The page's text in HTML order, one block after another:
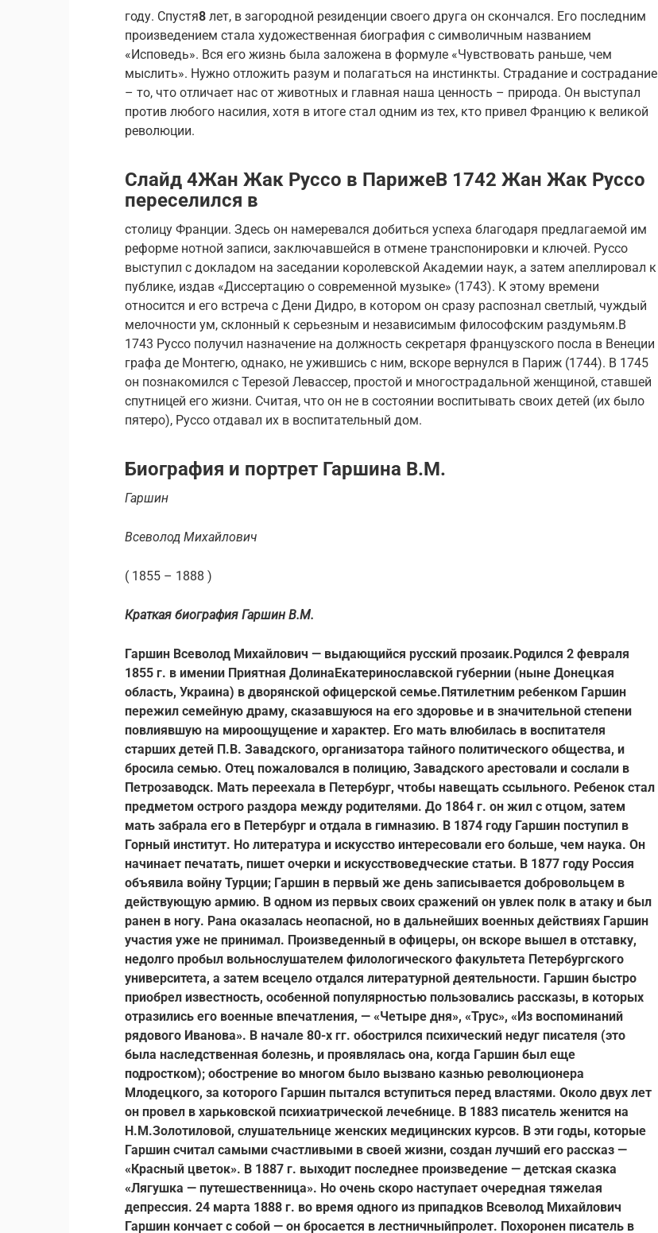
году. Спустя8 лет, в загородной резиденции своего друга он скончался. Его последним
произведением стала художественная биография с символичным названием
«Исповедь». Вся его жизнь была заложена в формуле «Чувствовать раньше, чем
мыслить». Нужно отложить разум и полагаться на инстинкты. Страдание и сострадание
– то, что отличает нас от животных и главная наша ценность – природа. Он выступал
против любого насилия, хотя в итоге стал одним из тех, кто привел Францию к великой
революции.
Слайд 4Жан Жак Руссо в ПарижеВ 1742 Жан Жак Руссо
переселился в
столицу Франции. Здесь он намеревался добиться успеха благодаря предлагаемой им
реформе нотной записи, заключавшейся в отмене транспонировки и ключей. Руссо
выступил с докладом на заседании королевской Академии наук, а затем апеллировал к
публике, издав «Диссертацию о современной музыке» (1743). К этому времени
относится и его встреча с Дени Дидро, в котором он сразу распознал светлый, чуждый
мелочности ум, склонный к серьезным и независимым философским раздумьям.В
1743 Руссо получил назначение на должность секретаря французского посла в Венеции
графа де Монтегю, однако, не ужившись с ним, вскоре вернулся в Париж (1744). В 1745
он познакомился с Терезой Левассер, простой и многострадальной женщиной, ставшей
спутницей его жизни. Считая, что он не в состоянии воспитывать своих детей (их было
пятеро), Руссо отдавал их в воспитательный дом.
Биография и портрет Гаршина В.М.
Гаршин
Всеволод Михайлович
( 1855 – 1888 )
Краткая биография Гаршин В.М.
Гаршин Всеволод Михайлович — выдающийся русский прозаик.Родился 2 февраля
1855 г. в имении Приятная ДолинаЕкатеринославской губернии (ныне Донецкая
область, Украина) в дворянской офицерской семье.Пятилетним ребенком Гаршин
пережил семейную драму, сказавшуюся на его здоровье и в значительной степени
повлиявшую на мироощущение и характер. Его мать влюбилась в воспитателя
старших детей П.В. Завадского, организатора тайного политического общества, и
бросила семью. Отец пожаловался в полицию, Завадского арестовали и сослали в
Петрозаводск. Мать переехала в Петербург, чтобы навещать ссыльного. Ребенок стал
предметом острого раздора между родителями. До 1864 г. он жил с отцом, затем
мать забрала его в Петербург и отдала в гимназию. В 1874 году Гаршин поступил в
Горный институт. Но литература и искусство интересовали его больше, чем наука. Он
начинает печатать, пишет очерки и искусствоведческие статьи. В 1877 году Россия
объявила войну Турции; Гаршин в первый же день записывается добровольцем в
действующую армию. В одном из первых своих сражений он увлек полк в атаку и был
ранен в ногу. Рана оказалась неопасной, но в дальнейших военных действиях Гаршин
участия уже не принимал. Произведенный в офицеры, он вскоре вышел в отставку,
недолго пробыл вольнослушателем филологического факультета Петербургского
университета, а затем всецело отдался литературной деятельности. Гаршин быстро
приобрел известность, особенной популярностью пользовались рассказы, в которых
отразились его военные впечатления, — «Четыре дня», «Трус», «Из воспоминаний
рядового Иванова». В начале 80-х гг. обострился психический недуг писателя (это
была наследственная болезнь, и проявлялась она, когда Гаршин был еще
подростком); обострение во многом было вызвано казнью революционера
Млодецкого, за которого Гаршин пытался вступиться перед властями. Около двух лет
он провел в харьковской психиатрической лечебнице. В 1883 писатель женится на
Н.М.Золотиловой, слушательнице женских медицинских курсов. В эти годы, которые
Гаршин считал самыми счастливыми в своей жизни, создан лучший его рассказ —
«Красный цветок». В 1887 г. выходит последнее произведение — детская сказка
«Лягушка — путешественница». Но очень скоро наступает очередная тяжелая
депрессия. 24 марта 1888 г. во время одного из припадков Всеволод Михайлович
Гаршин кончает с собой — он бросается в лестничныйпролет. Похоронен писатель в